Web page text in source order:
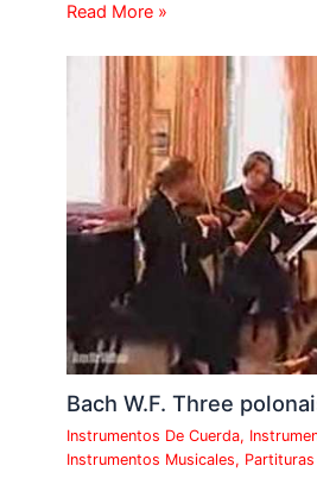
Read More »
Bach W.F. Three
Instrumentos De Cuerda,
Instrumentos Musicales,